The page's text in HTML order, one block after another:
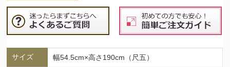
サイズ 幅54.5cm×高さ190cm（尺五）